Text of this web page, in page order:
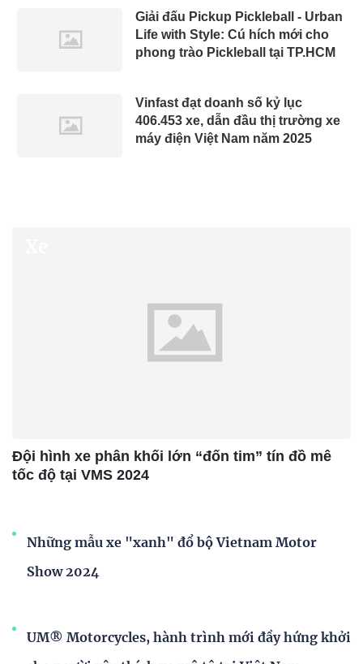
Giải đấu Pickup Pickleball - Urban
Life with Style: Cú hích mới cho
phong trào Pickleball tại TP.HCM
Vinfast đạt doanh số kỷ lục
406.453 xe, dẫn đầu thị trường xe
máy điện Việt Nam năm 2025
Đội hình xe phân khối lớn “đốn tim” tín đồ mê
tốc độ tại VMS 2024
Những mẫu xe "xanh" đổ bộ Vietnam Motor
Show 2024
UM® Motorcycles, hành trình mới đầy hứng khởi